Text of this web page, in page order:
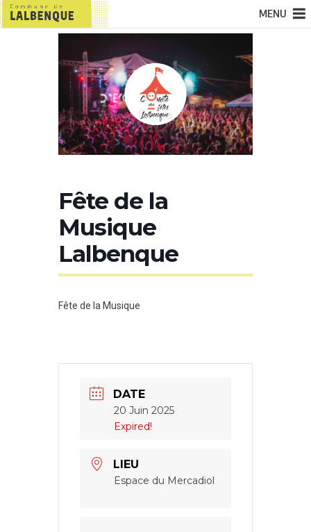
MENU
Fête de la
Musique
Lalbenque
Fête de la Musique
DATE
20 Juin 2025
Expired!
LIEU
Espace du Mercadiol